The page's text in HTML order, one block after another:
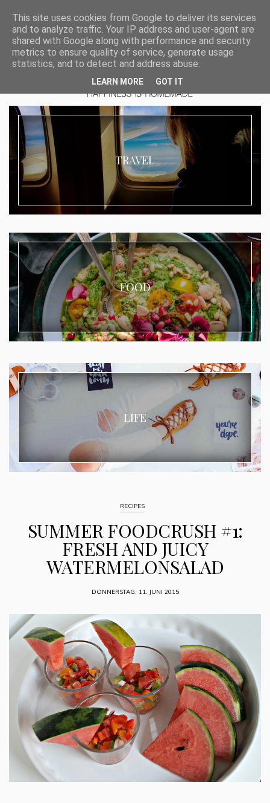
TRAVEL
FOOD
LIFE
RECIPES
SUMMER FOODCRUSH #1:
FRESH AND JUICY
WATERMELONSALAD
DONNERSTAG, 11. JUNI 2015
This site uses cookies from Google to deliver its services
and to analyze traffic. Your IP address and user-agent are
shared with Google along with performance and security
metrics to ensure quality of service, generate usage
statistics, and to detect and address abuse.
LEARN MORE GOT IT